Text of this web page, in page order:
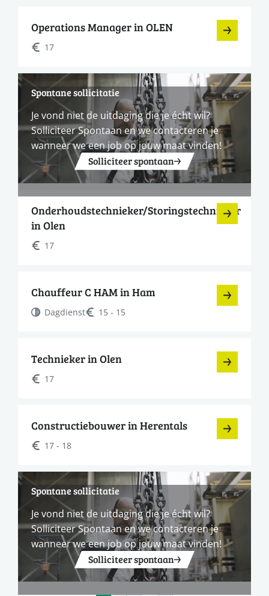
Operations Manager in OLEN
17
Spontane sollicitatie
Je vond niet de uitdaging die je écht wil?
Solliciteer Spontaan en we contacteren je
wanneer we een job op jouw maat vinden!
Solliciteer spontaan
Onderhoudstechnieker/Storingstechnieker
in Olen
17
Chauffeur C HAM in Ham
Dagdienst 15 - 15
Technieker in Olen
17
Constructiebouwer in Herentals
17 - 18
Spontane sollicitatie
Je vond niet de uitdaging die je écht wil?
Solliciteer Spontaan en we contacteren je
wanneer we een job op jouw maat vinden!
Solliciteer spontaan